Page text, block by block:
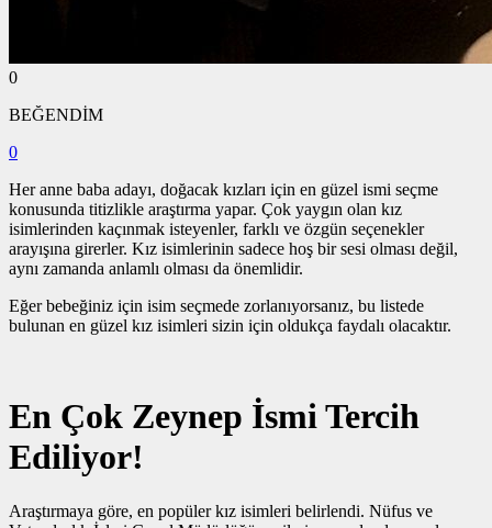
0
BEĞENDİM
0
Her anne baba adayı, doğacak kızları için en güzel ismi seçme
konusunda titizlikle araştırma yapar. Çok yaygın olan kız
isimlerinden kaçınmak isteyenler, farklı ve özgün seçenekler
arayışına girerler. Kız isimlerinin sadece hoş bir sesi olması değil,
aynı zamanda anlamlı olması da önemlidir.
Eğer bebeğiniz için isim seçmede zorlanıyorsanız, bu listede
bulunan en güzel kız isimleri sizin için oldukça faydalı olacaktır.
En Çok Zeynep İsmi Tercih
Ediliyor!
Araştırmaya göre, en popüler kız isimleri belirlendi. Nüfus ve